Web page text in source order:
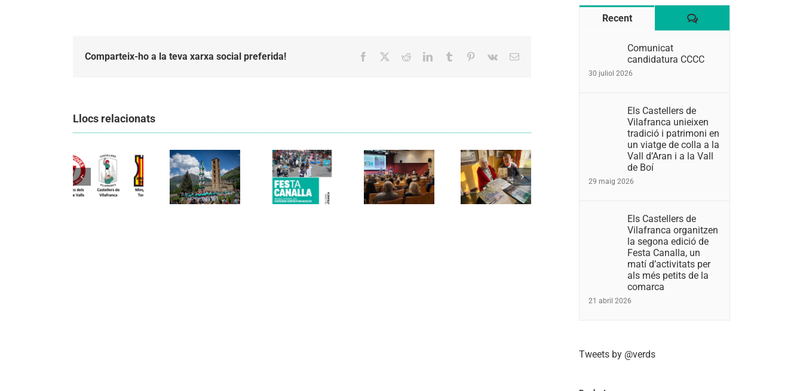
Comparteix-ho a la teva xarxa social preferida! Facebook RedditLinkedInTumblr Pinterest
Vk Email:
Llocs relacionats
Els
Vilafranca
unieixen
tradició i
patrimoni
en un
Castellers
Vilafranca
organitzen
la segona
edició de
Festa
Canalla, un
Cal Figarot
lidera el
primer
d’energia
comunitària
Els Verds
presenten el
llibre
“Petita
història
dels
Recent Comentaris
Comunicat
candidatura CCCC
30 juliol 2026
Els Castellers de
Vilafranca unieixen
tradició i patrimoni en
un viatge de colla a la
Vall d’Aran i a la Vall
de Boí
29 maig 2026
Els Castellers de
Vilafranca organitzen
la segona edició de
Festa Canalla, un
matí d’activitats per
als més petits de la
comarca
21 abril 2026
Tweets by @verds